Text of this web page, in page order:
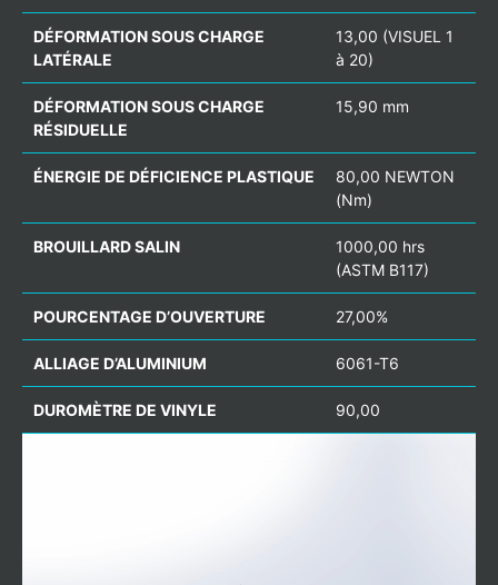
DÉFORMATION SOUS CHARGE
LATÉRALE
13,00 (VISUEL 1
à 20)
DÉFORMATION SOUS CHARGE
RÉSIDUELLE
15,90 mm
ÉNERGIE DE DÉFICIENCE PLASTIQUE
80,00 NEWTON
(Nm)
BROUILLARD SALIN
1000,00 hrs
(ASTM B117)
POURCENTAGE D’OUVERTURE 27,00%
ALLIAGE D’ALUMINIUM 6061-T6
DUROMÈTRE DE VINYLE 90,00